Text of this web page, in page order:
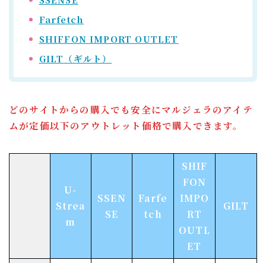
Farfetch
SHIFFON IMPORT OUTLET
GILT（ギルト）
どのサイトからの購入でも安全にマルジェラのアイテ
ムが定価以下のアウトレット価格で購入できます。
U-
Strea
m
SSEN
SE
Farfe
tch
SHIF
FON
IMPO
RT
OUTL
ET
GILT